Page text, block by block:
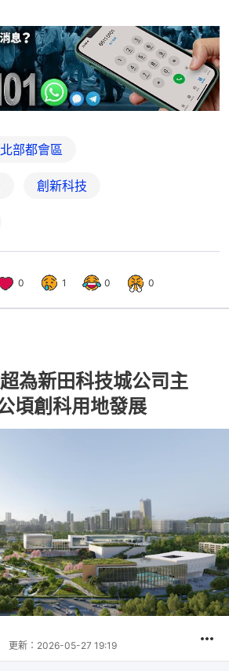
北部都會區
創新科技
0 1 0 0
為新田科技城公司主
創科用地發展
更新： 2026-05-27 19:19